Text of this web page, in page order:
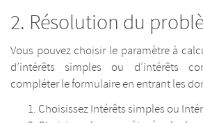
Résolution du
Vous pouvez choisir le paramètre à
d’intérêts simples ou d’intérêts
compléter le formulaire en entrant les
Choisissez Intérêts simples ou